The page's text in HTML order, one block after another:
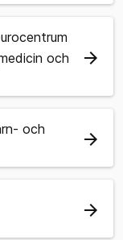
och
arrow_forward
och
arrow_forward
arrow_forward